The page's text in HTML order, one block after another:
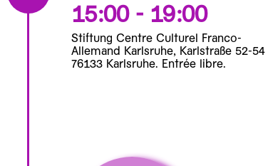
15:00 - 19:00
Stiftung Centre Culturel Franco-
Allemand Karlsruhe, Karlstraße 52-54
76133 Karlsruhe. Entrée libre.